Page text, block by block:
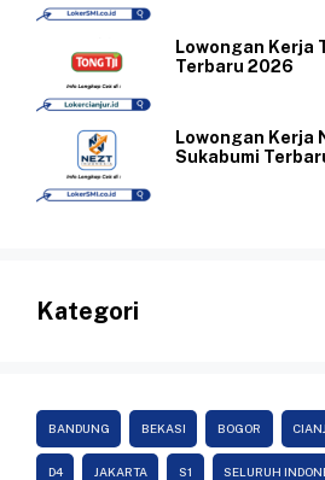
Lowongan Kerja
Terbaru 2026
Lowongan Kerja
Sukabumi
Kategori
BANDUNG BEKASI BOGOR
D4 JAKARTA S1 SELURUH